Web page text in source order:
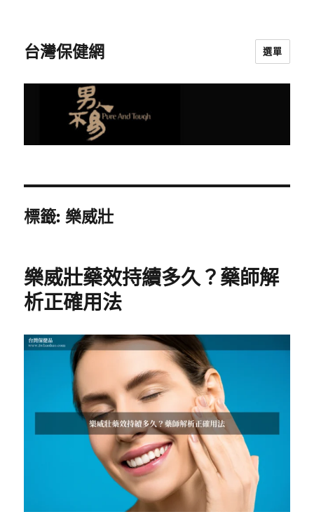
台灣保健網 選單
標籤:樂威壯
樂威壯藥效持續多久？藥師解
析正確用法